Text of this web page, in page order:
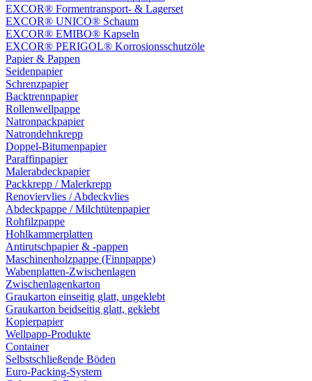
EXCOR® Formentransport- & Lagerset
EXCOR® UNICO® Schaum
EXCOR® EMIBO® Kapseln
EXCOR® PERIGOL® Korrosionsschutzöle
Papier & Pappen
Seidenpapier
Schrenzpapier
Backtrennpapier
Rollenwellpappe
Natronpackpapier
Natrondehnkrepp
Doppel-Bitumenpapier
Paraffinpapier
Malerabdeckpapier
Packkrepp / Malerkrepp
Renoviervlies / Abdeckvlies
Abdeckpappe / Milchtütenpapier
Rohfilzpappe
Hohlkammerplatten
Antirutschpapier & -pappen
Maschinenholzpappe (Finnpappe)
Wabenplatten-Zwischenlagen
Zwischenlagenkarton
Graukarton einseitig glatt, ungeklebt
Graukarton beidseitig glatt, geklebt
Kopierpapier
Wellpapp-Produkte
Container
Selbstschließende Böden
Euro-Packing-System